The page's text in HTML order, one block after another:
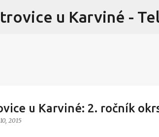
u Karviné -
u Karviné: 2. ročník
2015